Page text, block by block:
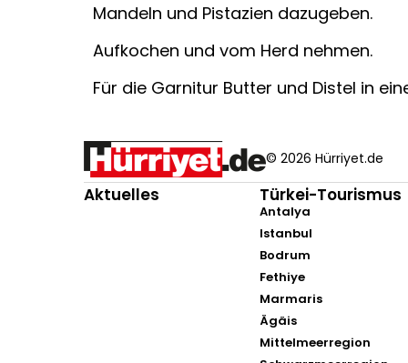
Mandeln und Pistazien dazugeben.
Aufkochen und vom Herd nehmen.
Für die Garnitur Butter und Distel in
© 2026 Hürriyet.de
Aktuelles Türkei-Tourismus
Antalya
Istanbul
Bodrum
Fethiye
Marmaris
Ägäis
Mittelmeerregion